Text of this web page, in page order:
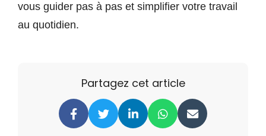
vous guider pas à pas et simplifier votre travail
au quotidien.
Partagez cet article